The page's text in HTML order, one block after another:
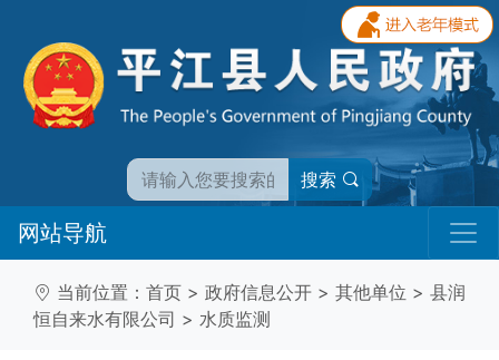
搜索
网站导航
当前位置： 首页 > 政府信息公开 > 其他单位 > 县润
恒自来水有限公司 > 水质监测